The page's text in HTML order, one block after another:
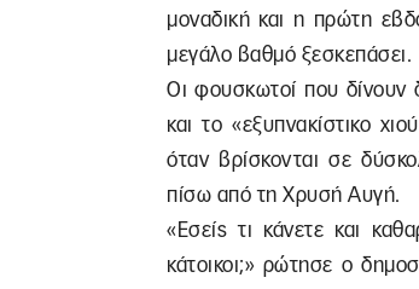
μοναδική και η πρώτη
μεγάλο βαθμό ξεσκεπάσει.
Οι φουσκωτοί που δίνουν
και το «εξυπνακίστικο
όταν βρίσκονται σε
πίσω από τη Χρυσή Αυγή.
«Εσείς τι κάνετε και
κάτοικοι;» ρώτησε ο